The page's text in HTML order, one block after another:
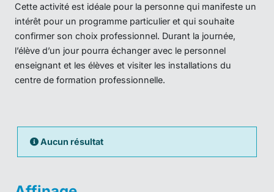
Cette activité est idéale pour la personne qui manifeste un
intérêt pour un programme particulier et qui souhaite
confirmer son choix professionnel. Durant la journée,
l’élève d’un jour pourra échanger avec le personnel
enseignant et les élèves et visiter les installations du
centre de formation professionnelle.
Aucun résultat